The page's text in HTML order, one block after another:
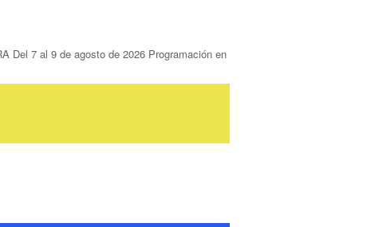
Del 7 al 9 de agosto de 2026 Programación en